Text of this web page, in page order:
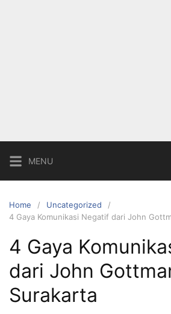
MENU
Home
Uncategorized
4 Gaya Komunikasi Negatif dari John
4 Gaya
dari John
Surakarta